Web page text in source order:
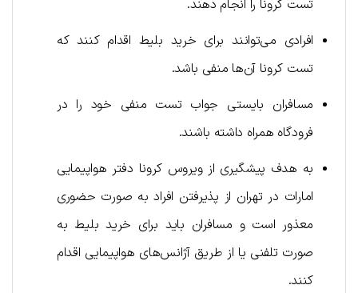
تست کرونا را انجام دهند.
افرادی می‌توانند برای خرید بلیط اقدام کنند که
تست کرونا آن‌ها منفی باشد.
مسافران بایستی جواب تست منفی خود را در
فرودگاه همراه داشته باشند.
به هدف پیشگیری از ویروس کرونا دفتر هواپیمایی
امارات در تهران از پذیرفتن افراد به صورت حضوری
معذور است و مسافران باید برای خرید بلیط به
صورت تلفنی یا از طریق آژانس‌های هواپیمایی اقدام
کنند.